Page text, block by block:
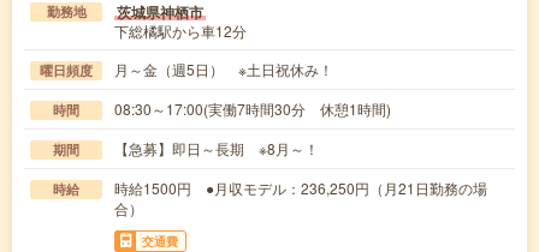
勤務地 茨城県神栖市
下総橘駅から車12分
曜日頻度 月～金（週5日） ※土日祝休み！
時間 08:30～17:00(実働7時間30分 休憩1時間)
期間 【急募】即日～長期 ※8月～！
時給
時給1500円 ●月収モデル：236,250円（月21日勤務の場
合）
交通費